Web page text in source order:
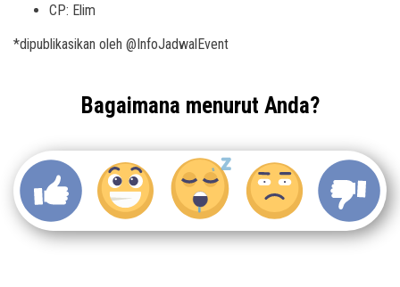
CP: Elim
*dipublikasikan oleh @InfoJadwalEvent
Bagaimana menurut Anda?